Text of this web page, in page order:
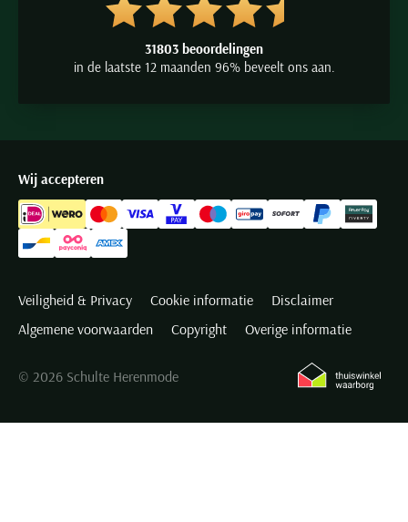
31803 beoordelingen
in de laatste 12 maanden 96% beveelt ons aan.
Wij accepteren
Veiligheid & Privacy Cookie informatie
Disclaimer
Algemene voorwaarden
Copyright Overige informatie
© 2026 Schulte Herenmode